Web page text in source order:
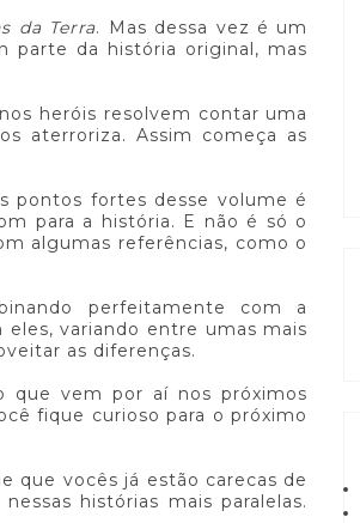
da Terra. Mas dessa vez é um
parte da história original, mas
heróis resolvem contar uma
aterroriza. Assim começa as
pontos fortes desse volume é
para a história. E não é só o
algumas referências, como o
perfeitamente com a
variando entre umas mais
as diferenças.
que vem por aí nos próximos
fique curioso para o próximo
que vocês já estão carecas de
histórias mais paralelas.